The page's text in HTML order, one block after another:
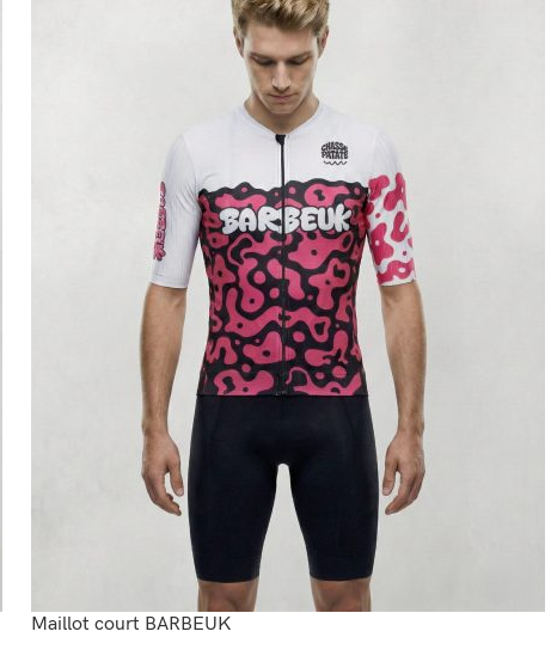
Maillot court BARBEUK